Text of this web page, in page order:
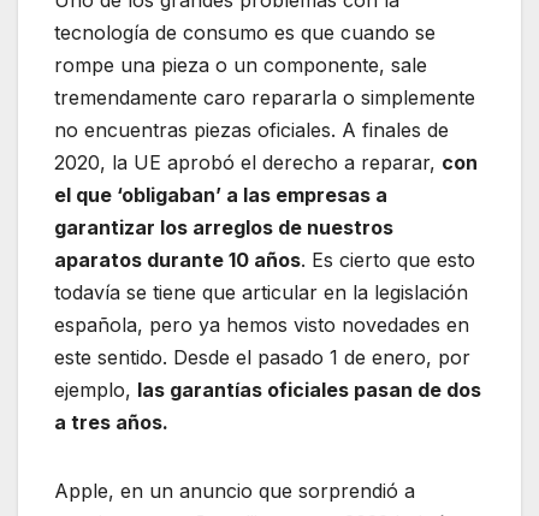
tecnología de consumo es que cuando se
rompe una pieza o un componente, sale
tremendamente caro repararla o simplemente
no encuentras piezas oficiales. A finales de
2020, la UE aprobó el derecho a reparar, con
el que ‘obligaban’ a las empresas a
garantizar los arreglos de nuestros
aparatos durante 10 años. Es cierto que esto
todavía se tiene que articular en la legislación
española, pero ya hemos visto novedades en
este sentido. Desde el pasado 1 de enero, por
ejemplo, las garantías oficiales pasan de dos
a tres años.
Apple, en un anuncio que sorprendió a